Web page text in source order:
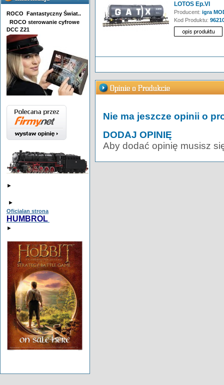
ROCO Fantastyczny Świat..
ROCO sterowanie cyfrowe
DCC Z21
►
►
Oficialan strona
HUMBROL
►
LOTOS Ep.VI
Producent: igra
Kod Produktu:
Nie ma jeszcze opinii o
DODAJ OPINIĘ
Aby dodać opinię musisz